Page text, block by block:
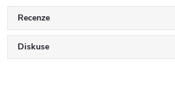
Recenze
Diskuse